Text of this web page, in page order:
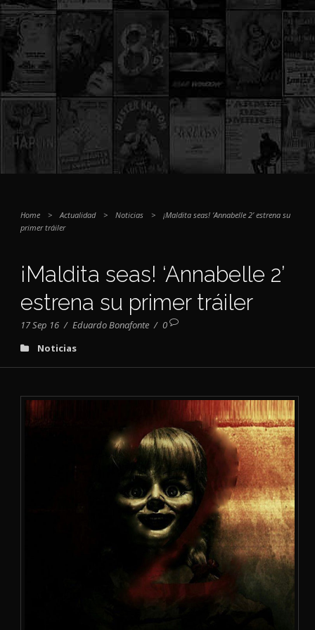
Home > Actualidad > Noticias >
¡Maldita seas! ‘Annabelle 2’ estrena su
primer tráiler
¡Maldita seas! ‘Annabelle 2’
estrena su primer tráiler
17 Sep 16 / Eduardo Bonafonte / 0
Noticias